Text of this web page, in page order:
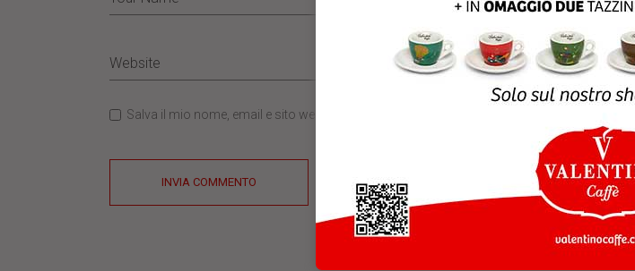
Salva il mio nome, email e sito web in questo browser per la prossima volta che commento.
INVIA COMMENTO